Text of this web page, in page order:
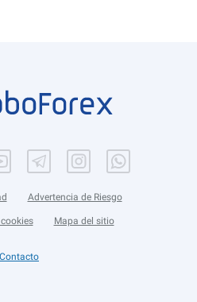
Advertencia de Riesgo
Mapa del sitio
Contacto